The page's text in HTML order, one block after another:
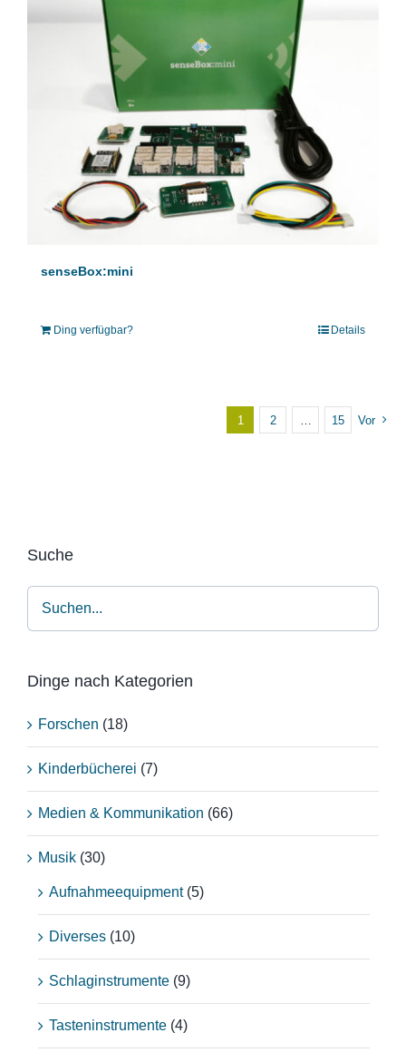
senseBox:mini
Ding verfügbar? Details
1 2 15 Vor
Suche
Dinge nach Kategorien
Forschen (18)
Kinderbücherei (7)
Medien & Kommunikation (66)
Musik (30)
Aufnahmeequipment (5)
Diverses (10)
Schlaginstrumente (9)
Tasteninstrumente (4)